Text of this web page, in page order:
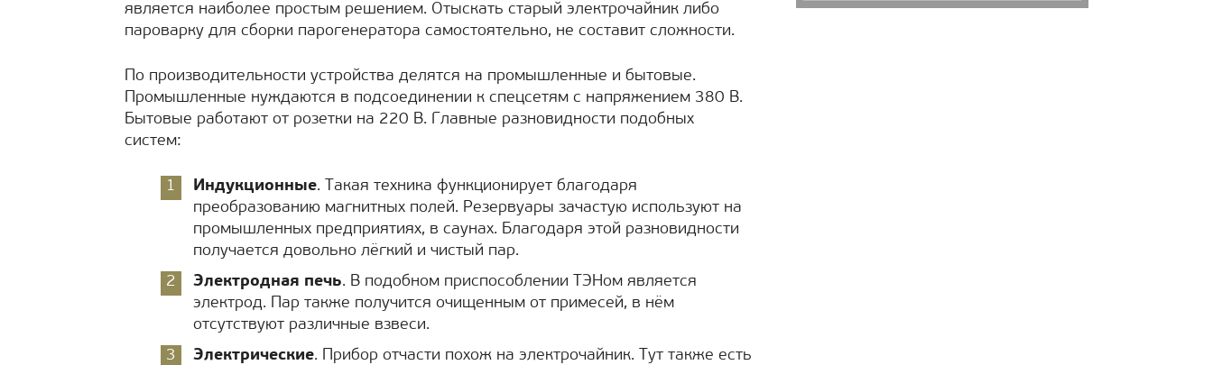
является наиболее простым решением. Отыскать старый электрочайник либо
пароварку для сборки парогенератора самостоятельно, не составит сложности.
По производительности устройства делятся на промышленные и бытовые.
Промышленные нуждаются в подсоединении к спецсетям с напряжением 380 В.
Бытовые работают от розетки на 220 В. Главные разновидности подобных
систем:
Индукционные. Такая техника функционирует благодаря
преобразованию магнитных полей. Резервуары зачастую используют на
промышленных предприятиях, в саунах. Благодаря этой разновидности
получается довольно лёгкий и чистый пар.
Электродная печь. В подобном приспособлении ТЭНом является
электрод. Пар также получится очищенным от примесей, в нём
отсутствуют различные взвеси.
Электрические. Прибор отчасти похож на электрочайник. Тут также есть